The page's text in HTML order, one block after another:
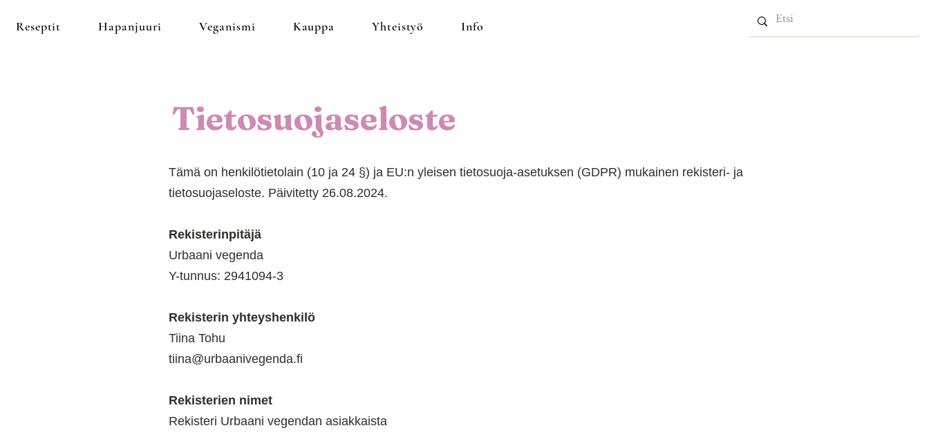
Reseptit Hapanjuuri Veganismi Kauppa Yhteistyö Info
Tietosuojaseloste
Tämä on henkilötietolain (10 ja 24 §) ja EU:n yleisen tietosuoja-asetuksen (GDPR) mukainen rekisteri- ja
tietosuojaseloste. Päivitetty 26.08.2024.
Rekisterinpitäjä
Urbaani vegenda
Y-tunnus: 2941094-3
Rekisterin yhteyshenkilö
Tiina Tohu
tiina@urbaanivegenda.fi
Rekisterien nimet
Rekisteri Urbaani vegendan asiakkaista